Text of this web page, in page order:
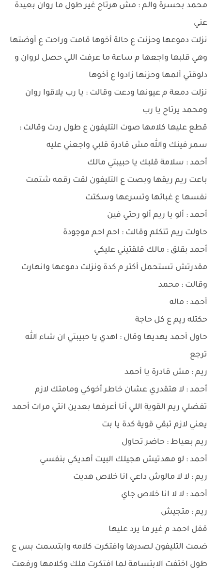
محمد بحسرة والم : مش هرتاح غير طول ما روان بعيدة
عني
نزلت دموعها وحزنت ع حالة أخوها قامت وراحت ع أوضتها
وهي قلبها واجعها م ساعة ما عرفت اللي حصل لروان و
دلوقتي ألمها وحزنها زادوا ع أخوها
نزلت دمعة م عيونها ودعت وقالت : يا رب يلاقوا روان
ومحمد يرتاح يا رب
قطع عليها كلامها صوت التليفون ع طول ردت وقالت :
سمر فينك والله مش قادرة قلبي واجعني عليه
أحمد : سلامة قلبك يا حبيبتي مالك
باعت ريم ريقها وبصت ع التليفون لقت رقمه شتمت
نفسها ع غبائها وتسرعها وسكتت
أحمد : ألو يا ريم ألو رحتي فين
حاولت ريم تتكلم وقالت : احم احم موجودة
أحمد بقلق : مالك قلقتيني عليكي
مقدرتش تستحمل أكتر م كدة ونزلت دموعها وانهارت
وقالت : محمد
أحمد : ماله
حكتله ريم ع كل حاجة
حاول أحمد يهديها وقال : اهدي يا حبيبتي ان شاء الله
ترجع
ريم : مش قادرة يا أحمد
أحمد : لا هتقدري عشان خاطر أخوكي ومامتك لازم
تفضلي ريم القوية اللي أنا أعرفها بعدين انتي مرات أحمد
يعني لازم تبقي قوية كدة يا بت
ريم بعياط : حاضر تحاول
أحمد : لو مهدتيش هجيلك البيت أهديكي بنفسي
ريم : لا لا مالوش داعي انا خلاص هديت
أحمد : لا لا انا خلاص جاي
ريم : متجيش
قفل احمد م غير ما يرد عليها
ضمت التليفون لصدرها وافتكرت كلامه وابتسمت بس ع
طول اختفت الابتسامة لما افتكرت ملك وكلامها ورفعت